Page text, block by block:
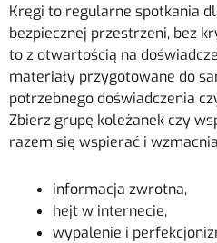
Kręgi to regularne spotkania
bezpiecznej przestrzeni, bez
to z otwartością na
materiały przygotowane do
potrzebnego doświadczenia
Zbierz grupę koleżanek czy
razem się wspierać i
informacja zwrotna,
hejt w internecie,
wypalenie i